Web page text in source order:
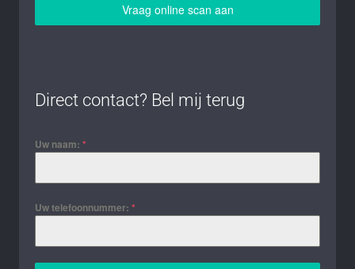
Vraag online scan aan
Direct contact? Bel mij terug
Uw naam: *
Uw telefoonnummer: *